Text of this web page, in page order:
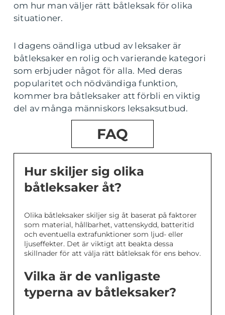
om hur man väljer rätt båtleksak för olika
situationer.
I dagens oändliga utbud av leksaker är
båtleksaker en rolig och varierande kategori
som erbjuder något för alla. Med deras
popularitet och nödvändiga funktion,
kommer bra båtleksaker att förbli en viktig
del av många människors leksaksutbud.
FAQ
Hur skiljer sig olika
båtleksaker åt?
Olika båtleksaker skiljer sig åt baserat på faktorer
som material, hållbarhet, vattenskydd, batteritid
och eventuella extrafunktioner som ljud- eller
ljuseffekter. Det är viktigt att beakta dessa
skillnader för att välja rätt båtleksak för ens behov.
Vilka är de vanligaste
typerna av båtleksaker?